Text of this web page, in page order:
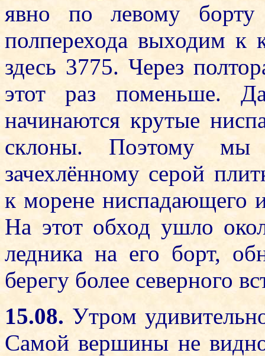
явно по левому борту
полперехода выходим к
здесь 3775. Через
этот раз поменьше.
начинаются крутые
склоны. Поэтому
зачехлённому серой
к морене ниспадающего
На этот обход ушло
ледника на его борт,
берегу более северного
15.08. Утром
Самой вершины не